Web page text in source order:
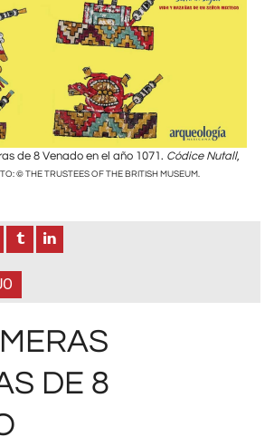
de 8 Venado en el año 1071. Códice Nutall,
© THE TRUSTEES OF THE BRITISH MUSEUM.
DE 8